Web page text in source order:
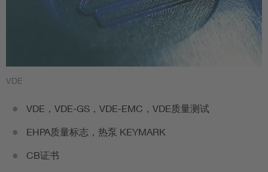
VDE
VDE，VDE-GS，VDE-EMC，VDE质量测试
EHPA质量标志，热泵 KEYMARK
CB证书